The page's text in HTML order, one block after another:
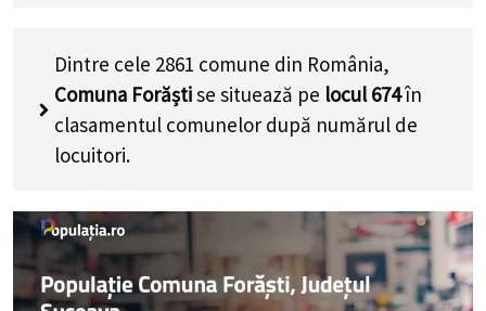
Dintre cele 2861 comune din România,
Comuna Forăștise situează pe locul 674în
clasamentul comunelor după numărul de
locuitori.